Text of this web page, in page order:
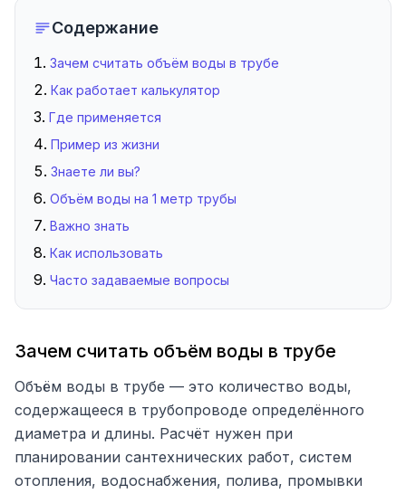
Содержание
Зачем считать объём воды в трубе
Как работает калькулятор
Где применяется
Пример из жизни
Знаете ли вы?
Объём воды на 1 метр трубы
Важно знать
Как использовать
Часто задаваемые вопросы
Зачем считать объём воды в трубе
Объём воды в трубе — это количество воды,
содержащееся в трубопроводе определённого
диаметра и длины. Расчёт нужен при
планировании сантехнических работ, систем
отопления, водоснабжения, полива, промывки